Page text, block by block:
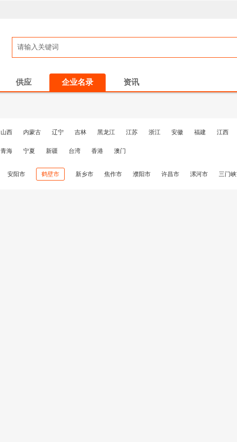
供应 企业名录 资讯
山西 内蒙古 辽宁 吉林 黑龙江 江苏 浙江 安徽 福建 江西
青海 宁夏 新疆 台湾 香港 澳门
安阳市 鹤壁市 新乡市 焦作市 濮阳市 许昌市 漯河市 三门